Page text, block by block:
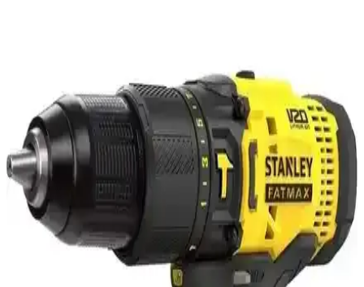
Bosch GSB 180 Li Tek Akülü Darbeli Matkap:
Yüksek Performans ve Kullanım Kolaylığı
Bosch GSB 180 Li, güçlü tork ve hafif tasarımıyla hem profesyonel
hem de ev projeleri için ideal, çok yönlü ve dayanıklı bir akülü
darbeli matkap.
Sturdy 58V6AH Lion Çift Akülü Darbeli Turbo
Şarjlı Vidalama Matkap Özellikleri ve Performansı
Bu yüksek performanslı elektrikli matkap, 58V güç ve çift akü ile
uzun süre dayanır, darbeli turbo özelliğiyle farklı yüzeylerde etkili